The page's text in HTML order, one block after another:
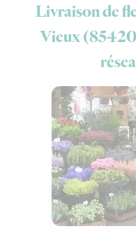
Livraison de
Vieux